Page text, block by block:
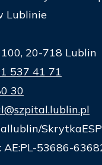
Lublinie
20-718 Lublin
537 41 71
30
SkrytkaESP
AE:PL-53686-